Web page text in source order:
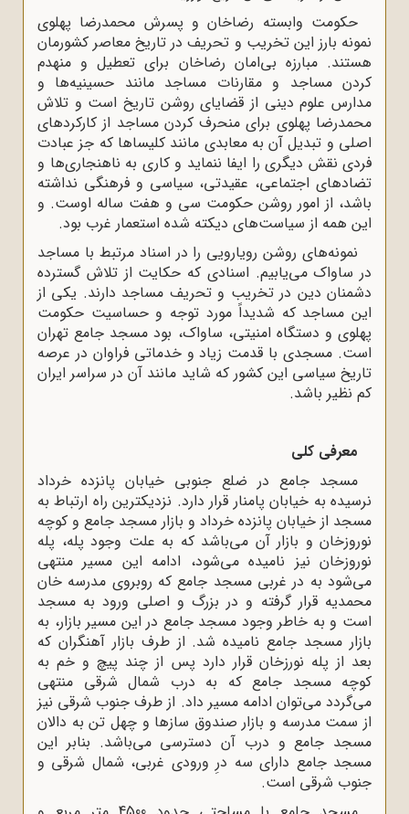
حکومت وابسته رضاخان و پسرش محمدرضا پهلوی
نمونه بارز این تخریب و تحریف در تاریخ معاصر کشورمان
هستند. مبارزه‌ بی‌امان رضاخان برای تعطیل و منهدم
کردن مساجد و مقارنات مساجد مانند حسینیه‌ها و
مدارس علوم دینی از قضایای روشن تاریخ است و تلاش
محمدرضا پهلوی برای منحرف کردن مساجد از کارکردهای
اصلی و تبدیل آن به معابدی مانند کلیساها که جز عبادت
فردی نقش دیگری را ایفا ننماید و کاری به ناهنجاری‌ها و
تضادهای اجتماعی،‌ عقیدتی، سیاسی و فرهنگی نداشته
باشد، از امور روشن حکومت سی ‌و هفت ساله اوست. و
این همه از سیاست‌های دیکته شده استعمار غرب بود.
نمونه‌های روشن رویارویی را در اسناد مرتبط با مساجد
در ساواک می‌یابیم. اسنادی که حکایت از تلاش گسترده
دشمنان دین در تخریب و تحریف مساجد دارند. یکی از
این مساجد که شدیداً مورد توجه و حساسیت حکومت
پهلوی و دستگاه امنیتی، ساواک، بود مسجد جامع تهران
است. مسجدی با قدمت زیاد و خدماتی فراوان در عرصه
تاریخ سیاسی این کشور که شاید مانند آن در سراسر ایران
کم ‌نظیر باشد.
معرفی کلی
مسجد جامع در ضلع جنوبی خیابان پانزده خرداد
نرسیده به خیابان پامنار قرار دارد. نزدیکترین راه ارتباط به
مسجد از خیابان پانزده خرداد و بازار مسجد جامع و کوچه
نوروزخان و بازار آن می‌باشد که به علت وجود پله، پله
‌نوروزخان نیز نامیده می‌شود، ادامه این مسیر منتهی
می‌شود به در غربی مسجد جامع که روبروی مدرسه خان
محمدیه قرار گرفته و در بزرگ و اصلی ورود به مسجد
است و به خاطر وجود مسجد جامع در این مسیر بازار، به
بازار مسجد جامع نامیده شد. از طرف بازار آهنگران که
بعد از پله نورزخان قرار دارد پس از چند پیچ و خم به
کوچه مسجد جامع که به درب شمال شرقی منتهی
می‌گردد می‌توان ادامه مسیر داد. از طرف جنوب شرقی نیز
از سمت مدرسه و بازار صندوق‌ سازها و چهل تن به دالان
مسجد جامع و درب آن دسترسی می‌باشد. بنابر این
مسجد جامع دارای سه درِ ورودی غربی، شمال ‌شرقی و
جنوب‌ شرقی است.